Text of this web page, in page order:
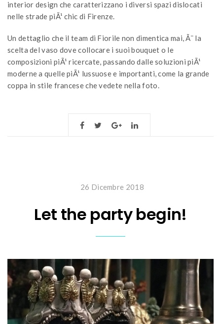
interior design che caratterizzano i diversi spazi dislocati
nelle strade piÃ¹ chic di Firenze.
Un dettaglio che il team di Fiorile non dimentica mai, Ã¨ la
scelta del vaso dove collocare i suoi bouquet o le
composizioni piÃ¹ ricercate, passando dalle soluzioni piÃ¹
moderne a quelle piÃ¹ lussuose e importanti, come la grande
coppa in stile francese che vedete nella foto.
26 Dicembre 2018
Let the party begin!